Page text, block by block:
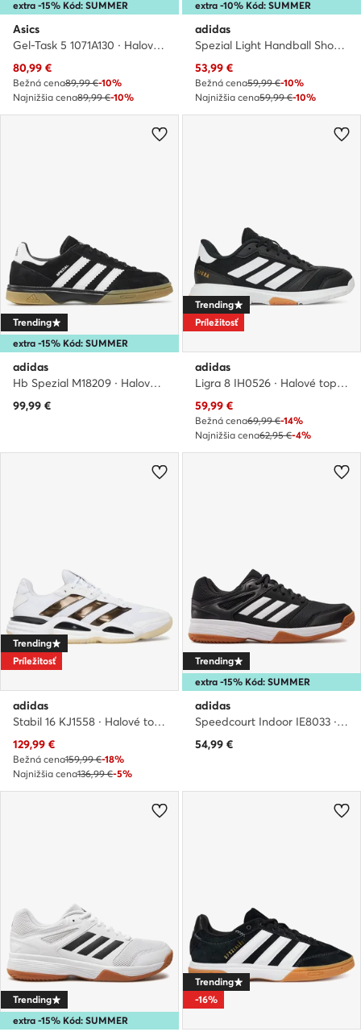
extra -15% Kód: SUMMER
Asics
Gel-Task 5 1071A130 · Halové topánky
Aktuálna cena
80,99 €
Bežná cena89,99 €-10%
Najnižšia cena89,99 €-10%
extra -10% Kód: SUMMER
adidas
Spezial Light Handball Shoes HQ3518 · Halové topánky
Aktuálna cena
53,99 €
Bežná cena59,99 €-10%
Najnižšia cena59,99 €-10%
extra -15% Kód: SUMMER
Trending
adidas
Hb Spezial M18209 · Halové topánky
99,99 €
Trending
Príležitosť
adidas
Ligra 8 IH0526 · Halové topánky
Aktuálna cena
59,99 €
Bežná cena69,99 €-14%
Najnižšia cena62,95 €-4%
Trending
Príležitosť
adidas
Stabil 16 KJ1558 · Halové topánky
Aktuálna cena
129,99 €
Bežná cena159,99 €-18%
Najnižšia cena136,99 €-5%
extra -15% Kód: SUMMER
Trending
adidas
Speedcourt Indoor IE8033 · Halové topánky
54,99 €
extra -15% Kód: SUMMER
Trending
Trending
-16%